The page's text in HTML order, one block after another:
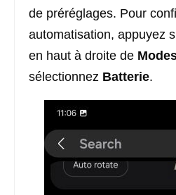
de préréglages. Pour
automatisation, appuyez
en haut à droite de
sélectionnez Batterie.